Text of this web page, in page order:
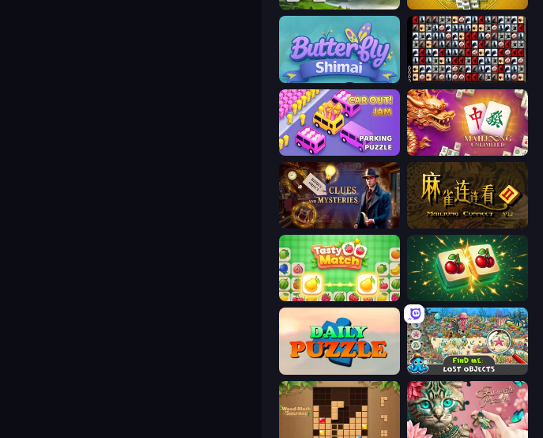
Words of Wonders Mahjong Tower
Butterfly Shimai War Mahjong
Car OUT! Jam Parking Puzzle Mahjong Unlimited
Hidden Object: Clues and Mysteries Mahjong Connect 2 (Legacy)
Tasty Match: Mahjong Pairs Mahjong Puzzle: Tile Match
Daily Puzzle Find Me: Lost Objects